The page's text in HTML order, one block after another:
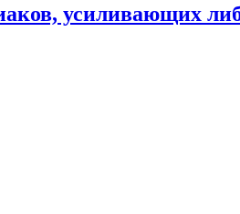
усиливающих